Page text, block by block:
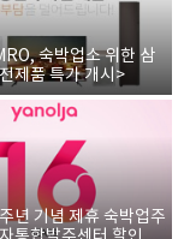
숙박업소 위한 삼
제품 특가 개시>
년 기념 제휴 숙박업주